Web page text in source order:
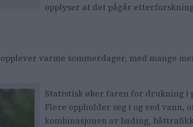
opplyser at det pågår
varme sommerdager, med mange
Statistisk øker faren for drukning i
Flere oppholder seg i og ved vann,
kombinasjonen av bading,